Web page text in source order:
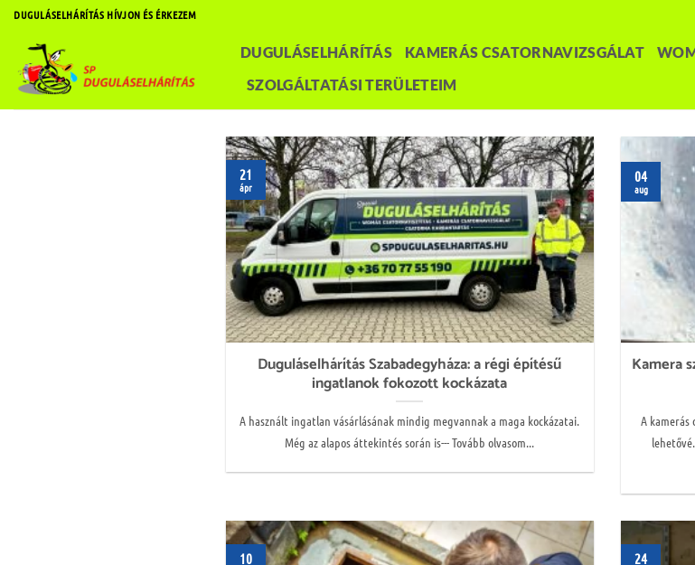
Skip
content
DUGULÁSELHÁRÍTÁS HÍVJON ÉS ÉRKEZEM
DUGULÁSELHÁRÍTÁS KAMERÁS CSATORNAVIZSGÁLAT
SZOLGÁLTATÁSI TERÜLETEIM
Duguláselhárítás Szabadegyháza: a régi építésű
ingatlanok fokozott kockázata
A használt ingatlan vásárlásának mindig megvannak a maga kockázatai.
Még az alapos áttekintés során is--- Tovább olvasom...
21
ápr
Kamera
A
04
aug
10 24